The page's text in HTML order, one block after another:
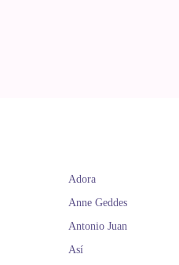
Adora
Anne Geddes
Antonio Juan
Así